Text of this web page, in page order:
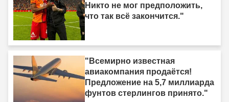
Никто не мог предположить,
что так всё закончится."
"Всемирно известная
авиакомпания продаётся!
Предложение на 5,7 миллиарда
фунтов стерлингов принято."